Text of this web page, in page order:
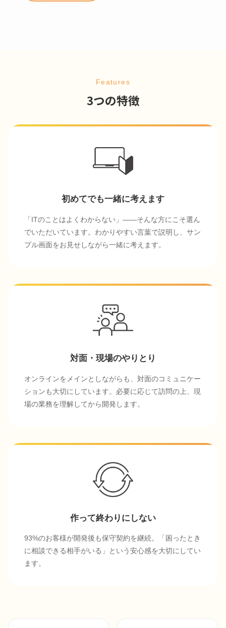
Features
3つの特徴
初めてでも一緒に考えます
「ITのことはよくわからない」――そんな方にこそ選ん
でいただいています。わかりやすい言葉で説明し、サン
プル画面をお見せしながら一緒に考えます。
対面・現場のやりとり
オンラインをメインとしながらも、対面のコミュニケー
ションも大切にしています。必要に応じて訪問の上、現
場の業務を理解してから開発します。
作って終わりにしない
93%のお客様が開発後も保守契約を継続。「困ったとき
に相談できる相手がいる」という安心感を大切にしてい
ます。